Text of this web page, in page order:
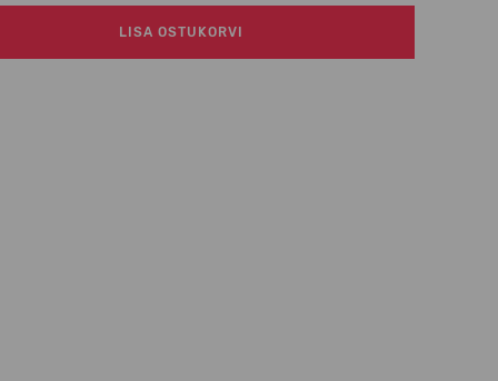
LISA OSTUKORVI